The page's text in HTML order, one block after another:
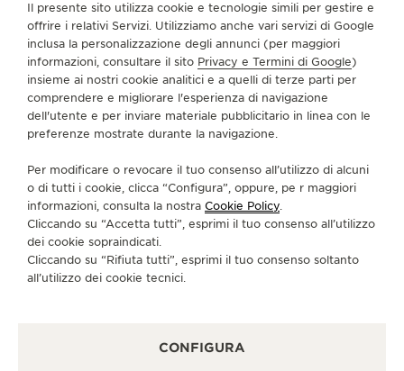
VAI ALLA PAGINA INSTAGRAM DI JAEGER-
VAI ALLA PAGINA LINKEDIN DI JAEGER-
VAI ALLA PAGINA FACEBOOK DI
VAI ALLA PAGINA YOUTUBE
VAI ALLA PAGINA
VAI ALLA PAGINA
ISCRIVERSI ALLA NEWSLETTER
INFORMAZIONI SU DI NOI
SERVIZI
CONTATTI
Il presente sito utilizza cookie e tecnologie simili per gestire e
offrire i relativi Servizi. Utilizziamo anche vari servizi di Google
inclusa la personalizzazione degli annunci (per maggiori
informazioni, consultare il sito Privacy e Termini di Google)
insieme ai nostri cookie analitici e a quelli di terze parti per
comprendere e migliorare l'esperienza di navigazione
dell'utente e per inviare materiale pubblicitario in linea con le
preferenze mostrate durante la navigazione.
Per modificare o revocare il tuo consenso all’utilizzo di alcuni
o di tutti i cookie, clicca “Configura”, oppure, pe r maggiori
informazioni, consulta la nostra Cookie Policy.
Cliccando su “Accetta tutti”, esprimi il tuo consenso all’utilizzo
dei cookie sopraindicati.
Cliccando su “Rifiuta tutti”, esprimi il tuo consenso soltanto
all’utilizzo dei cookie tecnici.
CONFIGURA